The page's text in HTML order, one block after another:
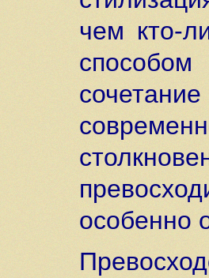
чем кто-
особенно